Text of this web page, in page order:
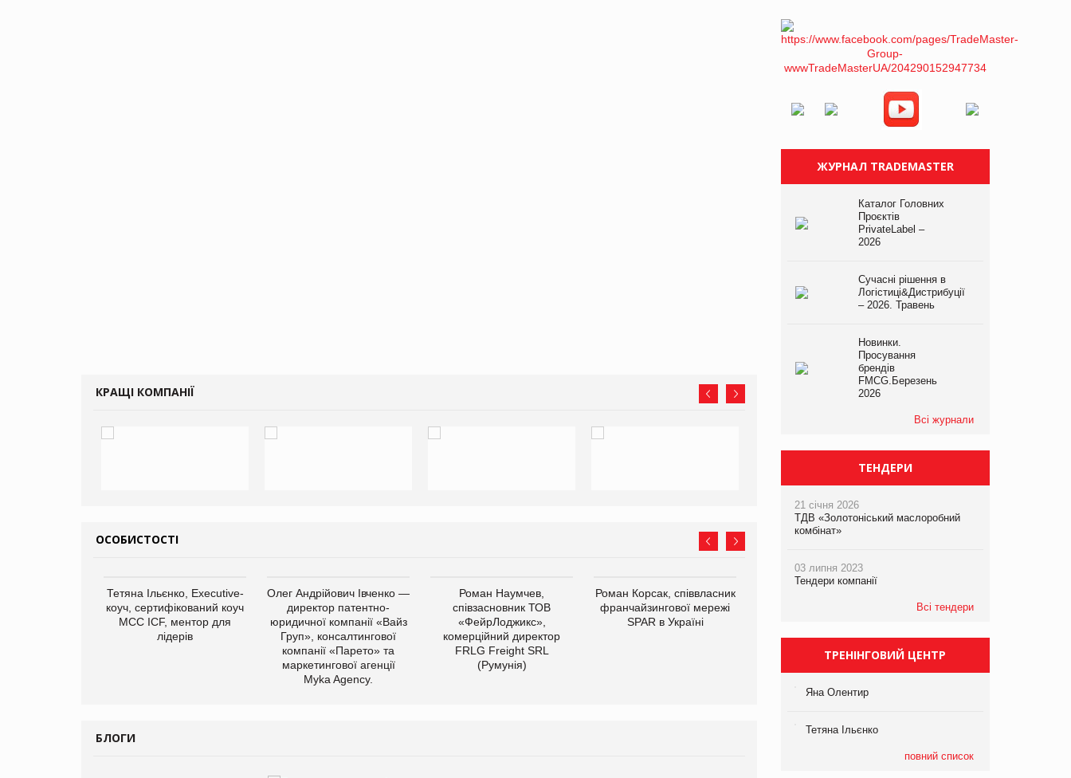
КРАЩІ КОМПАНІЇ
ОСОБИСТОСТІ
Тетяна Ільєнко, Executive-
коуч, сертифікований коуч
МСС ICF, ментор для
лідерів
Олег Андрійович Івченко —
директор патентно-
юридичної компанії «Вайз
Груп», консалтингової
компанії «Парето» та
маркетингової агенції
Myka Agency.
Роман Наумчев,
співзасновник ТОВ
«ФейрЛоджикс»,
комерційний директор
FRLG Freight SRL
(Румунія)
Роман Корсак, співвласник
франчайзингової мережі
SPAR в Україні
виробництва
компанії «УкраМарин»
БЛОГИ
ЖУРНАЛ TRADEMASTER
Каталог Головних
Проєктів
PrivateLabel –
2026
Сучасні рішення в
Логістиці&Дистрибуції
– 2026. Травень
Новинки.
Просування
брендів
FMCG.Березень
2026
Всі журнали
ТЕНДЕРИ
21 січня 2026
ТДВ «Золотоніський маслоробний
комбінат»
03 липня 2023
Тендери компанії
Всі тендери
ТРЕНІНГОВИЙ ЦЕНТР
Яна Олентир
Тетяна Ільєнко
повний список